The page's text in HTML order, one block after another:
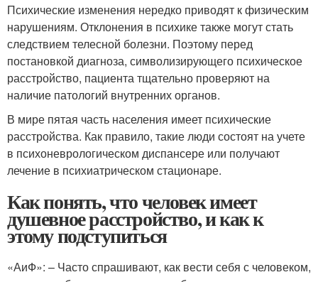
Психические изменения нередко приводят к физическим
нарушениям. Отклонения в психике также могут стать
следствием телесной болезни. Поэтому перед
постановкой диагноза, символизирующего психическое
расстройство, пациента тщательно проверяют на
наличие патологий внутренних органов.
В мире пятая часть населения имеет психические
расстройства. Как правило, такие люди состоят на учете
в психоневрологическом диспансере или получают
лечение в психиатрическом стационаре.
Как понять, что человек имеет
душевное расстройство, и как к
этому подступиться
«АиФ»: – Часто спрашивают, как вести себя с человеком,